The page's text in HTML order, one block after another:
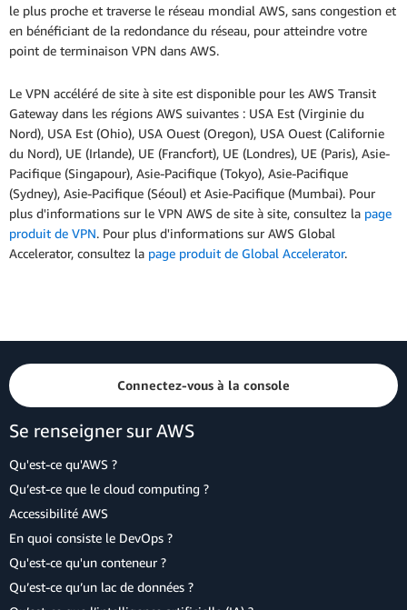
le plus proche et traverse le réseau mondial AWS, sans congestion et
en bénéficiant de la redondance du réseau, pour atteindre votre
point de terminaison VPN dans AWS.
Le VPN accéléré de site à site est disponible pour les AWS Transit
Gateway dans les régions AWS suivantes : USA Est (Virginie du
Nord), USA Est (Ohio), USA Ouest (Oregon), USA Ouest (Californie
du Nord), UE (Irlande), UE (Francfort), UE (Londres), UE (Paris), Asie-
Pacifique (Singapour), Asie-Pacifique (Tokyo), Asie-Pacifique
(Sydney), Asie-Pacifique (Séoul) et Asie-Pacifique (Mumbai). Pour
plus d'informations sur le VPN AWS de site à site, consultez la page
produit de VPN. Pour plus d'informations sur AWS Global
Accelerator, consultez la page produit de Global Accelerator.
Connectez-vous à la console
Se renseigner sur AWS
Qu'est-ce qu'AWS ?
Qu’est-ce que le cloud computing ?
Accessibilité AWS
En quoi consiste le DevOps ?
Qu'est-ce qu'un conteneur ?
Qu’est-ce qu’un lac de données ?